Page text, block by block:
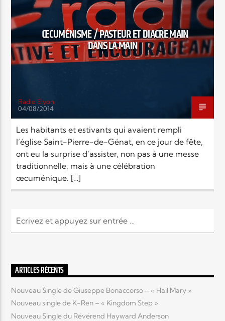
TITRE
ARTISTE
Radio Elyon
Elyon Rhema
Elyon Kids
ŒCUMÉNISME / PASTEUR ET DIACRE MAIN
DANS LA MAIN
Radio Elyon
04/08/2014
Les habitants et estivants qui avaient rempli
l’église Saint-Pierre-de-Génat, en ce jour de fête,
ont eu la surprise d’assister, non pas à une messe
traditionnelle, mais à une célébration
œcuménique. […]
ARTICLES RÉCENTS
Nouveau Single de Giuseppe Bonaccorso – « Hail Mary »
Nouveau single de K-Ren – « Kingdom Step »
Nouveau Single du Révérend Hayward Anderson